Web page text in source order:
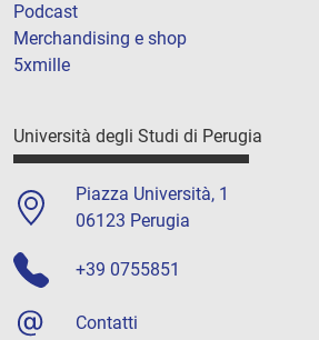
Podcast
Merchandising e shop
5xmille
Università degli Studi di Perugia
Piazza Università, 1
06123 Perugia
+39 0755851
Contatti